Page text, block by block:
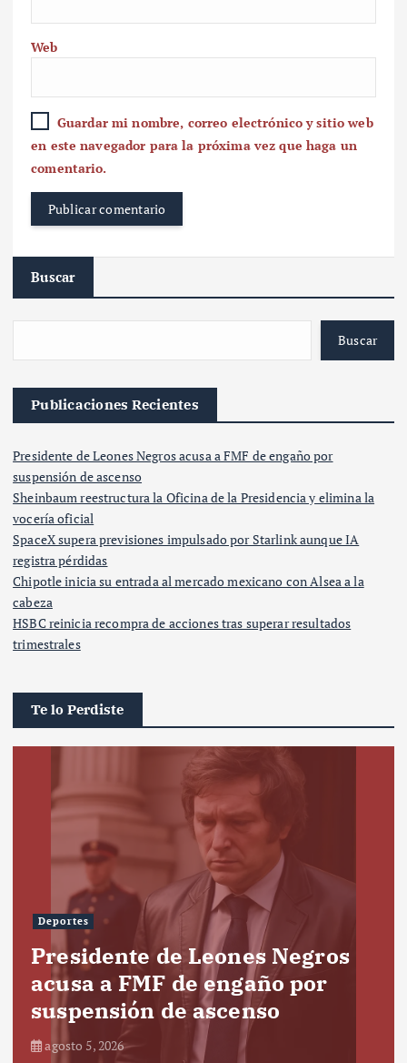
Web
Guardar mi nombre, correo electrónico y sitio web
en este navegador para la próxima vez que haga un
comentario.
Buscar
Buscar
Publicaciones Recientes
Presidente de Leones Negros acusa a FMF de engaño por
suspensión de ascenso
Sheinbaum reestructura la Oficina de la Presidencia y elimina la
vocería oficial
SpaceX supera previsiones impulsado por Starlink aunque IA
registra pérdidas
Chipotle inicia su entrada al mercado mexicano con Alsea a la
cabeza
HSBC reinicia recompra de acciones tras superar resultados
trimestrales
Te lo Perdiste
Deportes
Presidente de Leones Negros
acusa a FMF de engaño por
suspensión de ascenso
agosto 5, 2026